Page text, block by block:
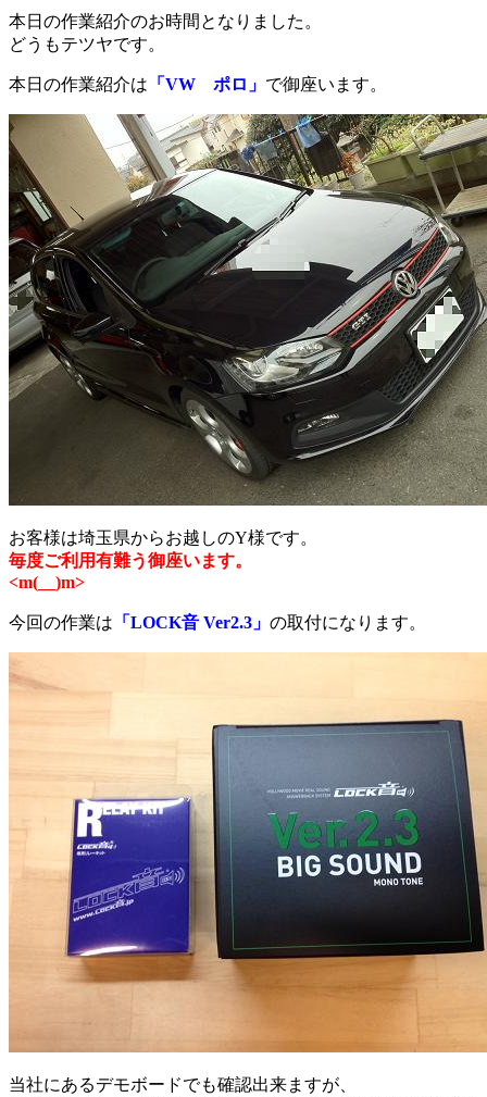
本日の作業紹介のお時間となりました。
どうもテツヤです。
本日の作業紹介は 「VW ポロ」 で御座います。
お客様は埼玉県からお越しのY様です。
毎度ご利用有難う御座います。
<m(__)m>
今回の作業は 「LOCK音 Ver2.3」 の取付になります。
当社にあるデモボードでも確認出来ますが、